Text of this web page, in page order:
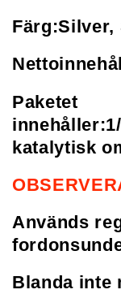
Färg:Silver,
Paketet
katalytisk
Används
Blanda inte